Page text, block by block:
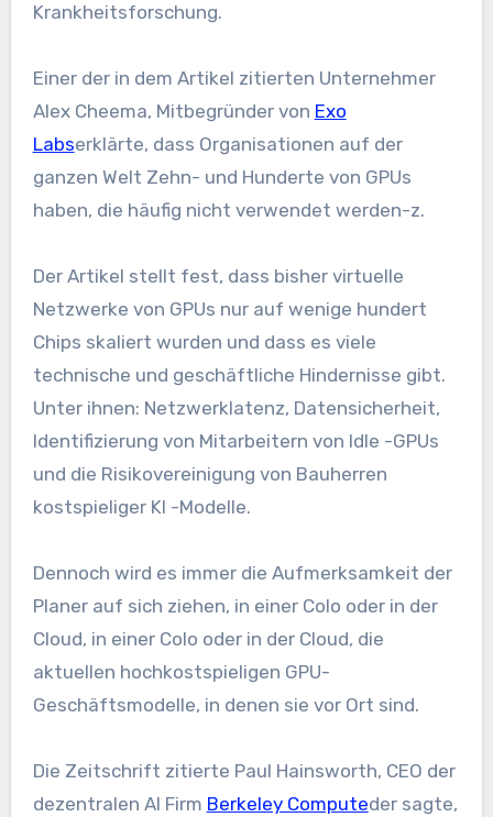
Krankheitsforschung.
Einer der in dem Artikel zitierten Unternehmer
Alex Cheema, Mitbegründer von Exo
Labserklärte, dass Organisationen auf der
ganzen Welt Zehn- und Hunderte von GPUs
haben, die häufig nicht verwendet werden-z.
Der Artikel stellt fest, dass bisher virtuelle
Netzwerke von GPUs nur auf wenige hundert
Chips skaliert wurden und dass es viele
technische und geschäftliche Hindernisse gibt.
Unter ihnen: Netzwerklatenz, Datensicherheit,
Identifizierung von Mitarbeitern von Idle -GPUs
und die Risikovereinigung von Bauherren
kostspieliger KI -Modelle.
Dennoch wird es immer die Aufmerksamkeit der
Planer auf sich ziehen, in einer Colo oder in der
Cloud, in einer Colo oder in der Cloud, die
aktuellen hochkostspieligen GPU-
Geschäftsmodelle, in denen sie vor Ort sind.
Die Zeitschrift zitierte Paul Hainsworth, CEO der
dezentralen AI Firm Berkeley Computeder sagte,